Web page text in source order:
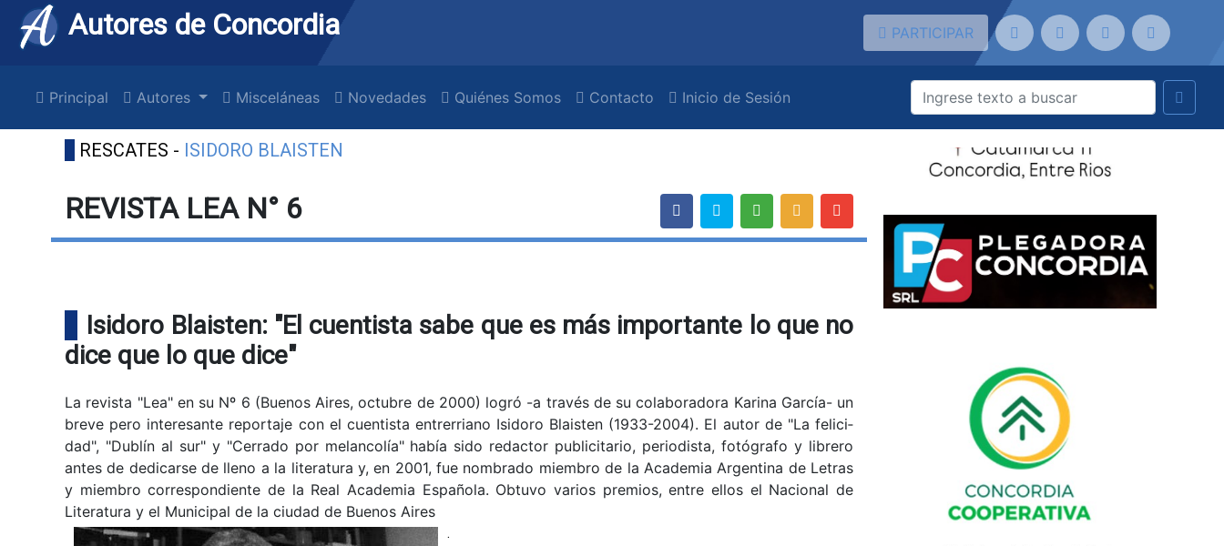
Autores de Concordia PARTICIPAR
Principal Autores Misceláneas Novedades Quiénes Somos Contacto Inicio de Sesión
RESCATES - ISIDORO BLAISTEN
REVISTA LEA N° 6
Isidoro Blaisten: "El cuentista sabe que es más importante lo que no
di­ce que lo que dice"
La revista "Lea" en su Nº 6 (Buenos Aires, octubre de 2000) logró -a través de su colaboradora Karina García- un
breve pero interesante reportaje con el cuentista entrerriano Isidoro Blaisten (1933-2004). El autor de "La felici­
dad", "Dublín al sur" y "Cerrado por melancolía" había sido redactor publicitario, periodis­ta, fotógrafo y librero
antes de dedicarse de lleno a la literatura y, en 2001, fue nombrado miembro de la Academia Argentina de Letras
y miembro correspondiente de la Real Academia Española. Obtuvo varios premios, entre ellos el Nacional de
Literatura y el Municipal de la ciudad de Buenos Aires
.